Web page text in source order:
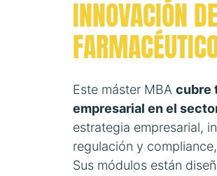
INNOVACIÓN
Este máster MBA cubre
empresarial en el
estrategia empresarial,
regulación y
Sus módulos están